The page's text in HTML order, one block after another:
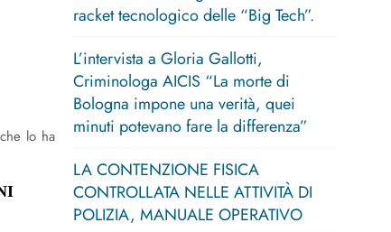
che lo ha
racket tecnologico delle “Big Tech”.
L’intervista a Gloria Gallotti,
Criminologa AICIS “La morte di
Bologna impone una verità, quei
minuti potevano fare la differenza”
LA CONTENZIONE FISICA
CONTROLLATA NELLE ATTIVITÀ DI
POLIZIA, MANUALE OPERATIVO